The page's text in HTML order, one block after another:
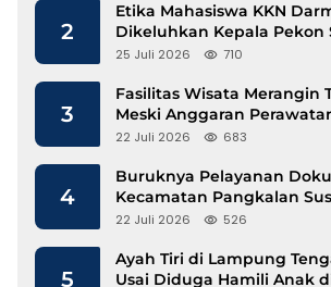
2
Etika Mahasiswa KKN
Dikeluhkan Kepala Pekon
25 Juli 2026 710
3
Fasilitas Wisata Merangin
Meski Anggaran
Mengalir
22 Juli 2026 683
4
Buruknya Pelayanan
Kecamatan Pangkalan
Disdukcapil Langkat
22 Juli 2026 526
5
Ayah Tiri di Lampung
Usai Diduga Hamili Anak